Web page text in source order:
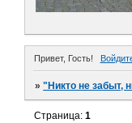
Привет, Гость!
»"Никто не забыт,
Страница:1